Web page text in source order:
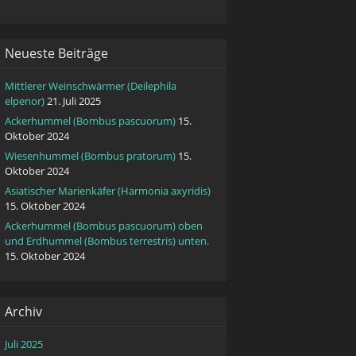
Neueste Beiträge
Mittlerer Weinschwärmer (Deilephila
elpenor)21. Juli 2025
Ackerhummel (Bombus pascuorum) 15.
Oktober 2024
Wiesenhummel (Bombus pratorum) 15.
Oktober 2024
Asiatischer Marienkäfer (Harmonia axyridis)
15. Oktober 2024
Ackerhummel (Bombus pascuorum) oben
und Erdhummel (Bombus terrestris) unten.
15. Oktober 2024
Archiv
Juli 2025